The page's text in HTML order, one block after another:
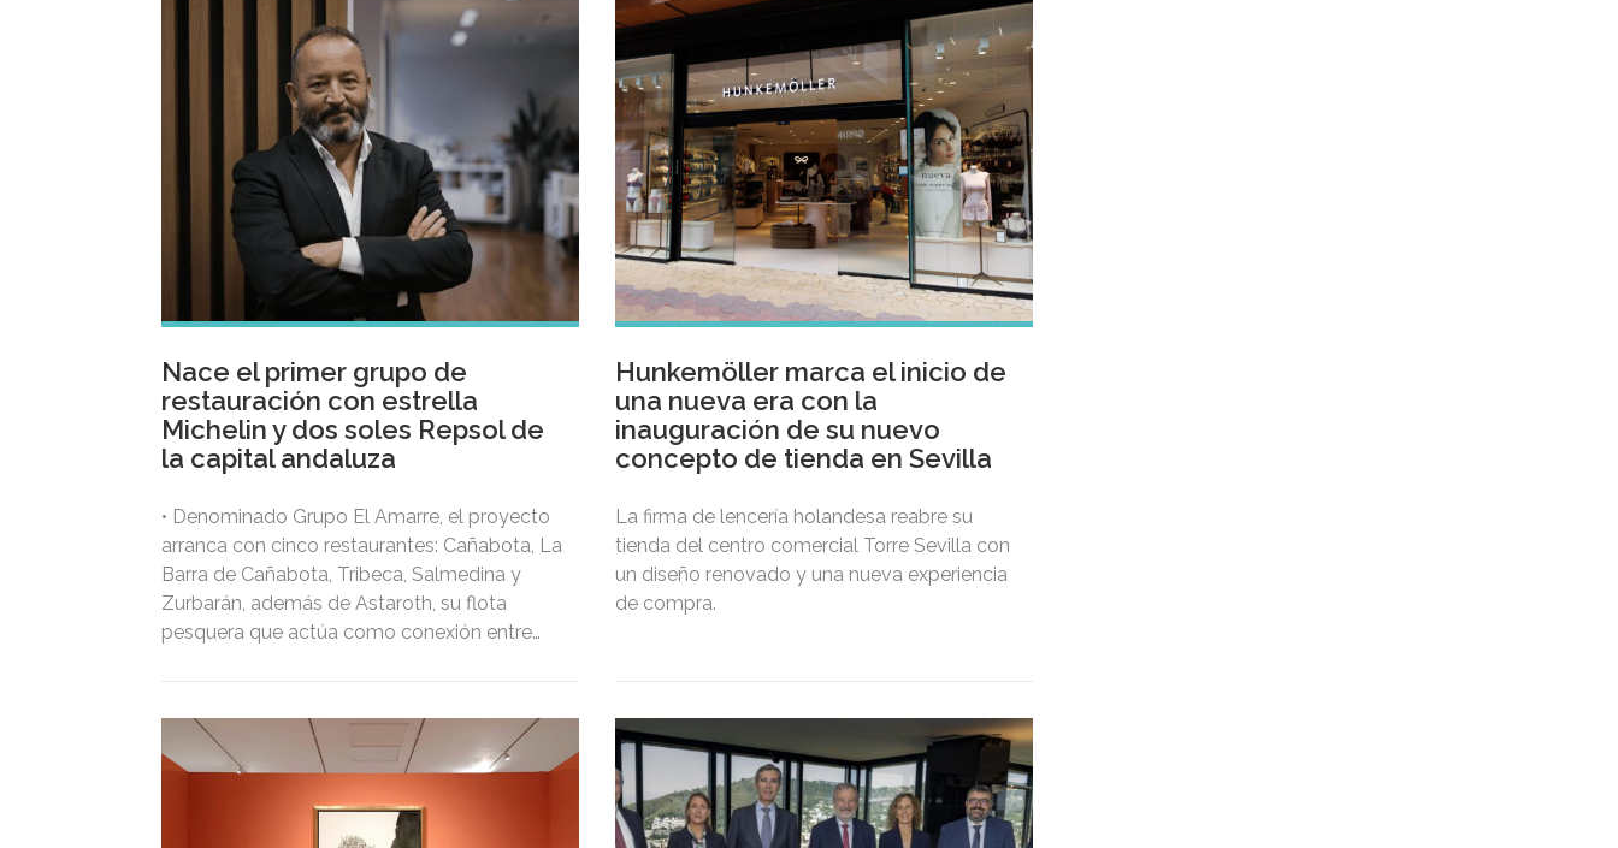
Nace el primer grupo de
restauración con estrella
Michelin y dos soles Repsol de
la capital andaluza
• Denominado Grupo El Amarre, el proyecto
arranca con cinco restaurantes: Cañabota, La
Barra de Cañabota, Tribeca, Salmedina y
Zurbarán, además de Astaroth, su flota
pesquera que actúa como conexión entre
Hunkemöller marca el inicio de
una nueva era con la
inauguración de su nuevo
concepto de tienda en Sevilla
La firma de lencería holandesa reabre su
tienda del centro comercial Torre Sevilla con
un diseño renovado y una nueva experiencia
de compra.